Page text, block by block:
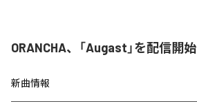
ORANCHA、「Augast」を配信開始
新曲情報